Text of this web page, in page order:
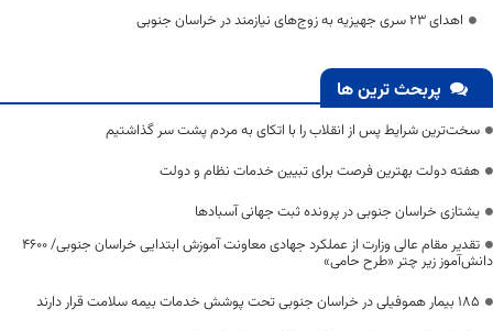
اهدای ۲۳ سری جهیزیه به زوج‌های نیازمند در خراسان جنوبی
پربحث ترین ها
سخت‌ترین شرایط پس از انقلاب را با اتکای به مردم پشت سر گذاشتیم
هفته دولت بهترین فرصت برای تبیین خدمات نظام و دولت
یشتازی خراسان جنوبی در پرونده ثبت جهانی آسبادها
تقدیر مقام عالی وزارت از عملکرد جهادی معاونت آموزش ابتدایی خراسان جنوبی/ ۴۶۰۰
دانش‌آموز زیر چتر «طرح حامی»
۱۸۵ بیمار هموفیلی در خراسان جنوبی تحت پوشش خدمات بیمه سلامت قرار دارند